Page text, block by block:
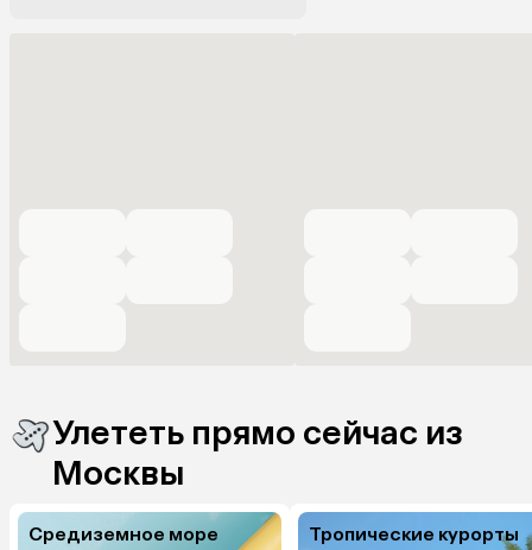
Улететь прямо сейчас из
Москвы
Средиземное море Тропические курорты